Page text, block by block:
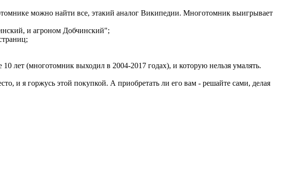
можно найти все, этакий аналог Википедии. Многотомник выигрывает
и агроном Добчинский";
лет (многотомник выходил в 2004-2017 годах), и которую нельзя умалять.
и я горжусь этой покупкой. А приобретать ли его вам - решайте сами, делая